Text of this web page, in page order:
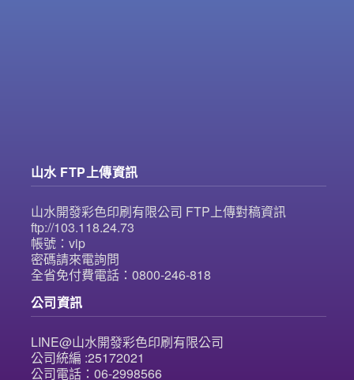
山水 FTP上傳資訊
山水開發彩色印刷有限公司 FTP上傳對稿資訊
ftp://103.118.24.73
帳號：vip
密碼請來電詢問
全省免付費電話：0800-246-818
公司資訊
LINE@山水開發彩色印刷有限公司
公司統編 :25172021
公司電話：06-2998566